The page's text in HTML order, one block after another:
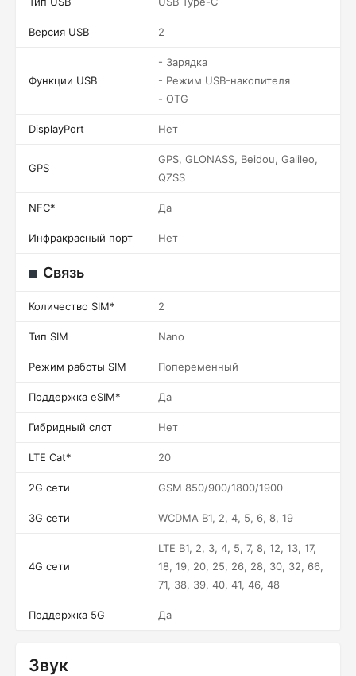
Версия USB 2
Функции USB
- Зарядка
- Режим USB-накопителя
- OTG
DisplayPort Нет
GPS
GPS, GLONASS, Beidou, Galileo,
QZSS
NFC* Да
Инфракрасный порт Нет
Связь
Количество SIM* 2
Тип SIM Nano
Режим работы SIM Попеременный
Поддержка eSIM* Да
Гибридный слот Нет
LTE Cat* 20
2G сети GSM 850/900/1800/1900
3G сети WCDMA B1, 2, 4, 5, 6, 8, 19
4G сети
LTE B1, 2, 3, 4, 5, 7, 8, 12, 13, 17,
18, 19, 20, 25, 26, 28, 30, 32, 66,
71, 38, 39, 40, 41, 46, 48
Поддержка 5G Да
Звук